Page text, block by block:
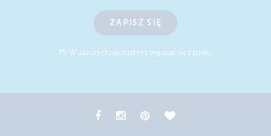
ZAPISZ SIĘ
P.S. W każdej chwili możesz wypisać się z kursu.